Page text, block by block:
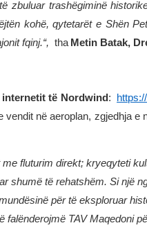
zbuluar trashëgiminë
kohë, qytetarët e Shën
fqinj.“, tha Metin Batak,
internetit të Nordwind:
në aeroplan, zgjedhja
fluturim direkt; kryeqyteti
shumë të rehatshëm. Si një
për të eksploruar
TAV Maqedoni